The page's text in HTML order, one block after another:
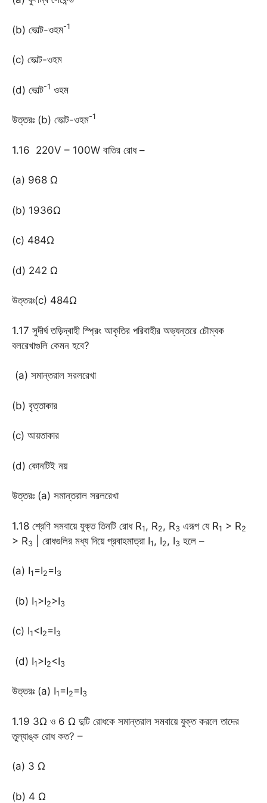
(b) ভোল্ট-ওহম-1
(c) ভোল্ট-ওহম
(d) ভোল্ট-1 ওহম
উত্তরঃ (b) ভোল্ট-ওহম-1
1.16 220V – 100W বাতির রোধ –
(a) 968 Ω
(b) 1936Ω
(c) 484Ω
(d) 242 Ω
উত্তরঃ(c) 484Ω
1.17 সুদীর্ঘ তড়িদ্বাহী স্প্রিং আকৃতির পরিবাহীর অভ্যন্তরে চৌম্বক
বলরেখাগুলি কেমন হবে?
(a) সমান্তরাল সরলরেখা
(b) বৃত্তাকার
(c) আয়তাকার
(d) কোনটিই নয়
উত্তরঃ (a) সমান্তরাল সরলরেখা
1.18 শ্রেণি সমবায়ে যুক্ত তিনটি রোধ R1, R2, R3 এরূপ যে R1 > R2
> R3 | রোধগুলির মধ্য দিয়ে প্রবাহমাত্রা I1, I2, I3 হলে –
(a) I1=I2=I3
(b) I1>I2>I3
(c) I1<I2=I3
(d) I1>I2<I3
উত্তরঃ (a) I1=I2=I3
1.19 3Ω ও 6 Ω দুটি রোধকে সমান্তরাল সমবায়ে যুক্ত করলে তাদের
তুল্যাঙ্ক রোধ কত? –
(a) 3 Ω
(b) 4 Ω